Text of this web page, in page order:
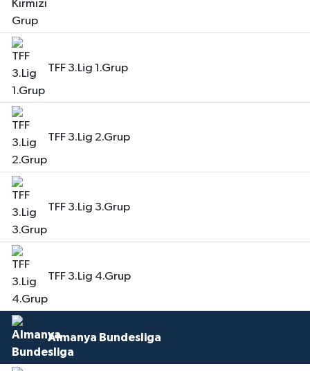
TFF 3.Lig 1.Grup
TFF 3.Lig 2.Grup
TFF 3.Lig 3.Grup
TFF 3.Lig 4.Grup
Almanya Bundesliga